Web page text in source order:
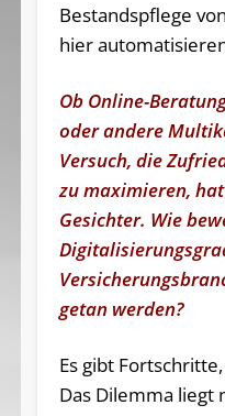
Bestandspflege
hier
Ob Online-
oder andere
Versuch, die
zu maximieren,
Gesichter. Wie
getan werden?
Es gibt
Das Dilemma liegt